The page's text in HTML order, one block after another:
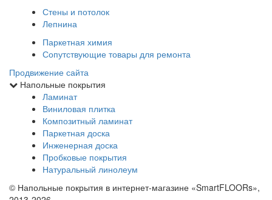
Стены и потолок
Лепнина
Паркетная химия
Сопутствующие товары для ремонта
Продвижение сайта
Напольные покрытия
Ламинат
Виниловая плитка
Композитный ламинат
Паркетная доска
Инженерная доска
Пробковые покрытия
Натуральный линолеум
© Напольные покрытия в интернет-магазине «SmartFLOORs»,